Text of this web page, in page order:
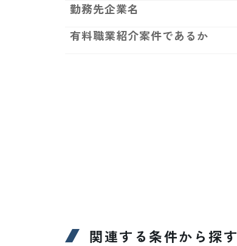
勤務先企業名
有料職業紹介案件であるか
関連する条件から探す